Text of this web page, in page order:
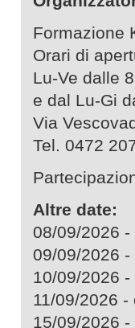
Formazione
Orari di
Lu-Ve dalle
e dal Lu-Gi
Via
Tel. 0472
Altre date:
08/09/2026 -
09/09/2026 -
10/09/2026 -
11/09/2026 -
15/09/2026 -